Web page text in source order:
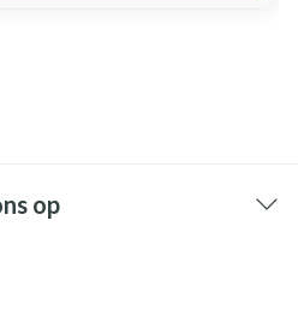
op